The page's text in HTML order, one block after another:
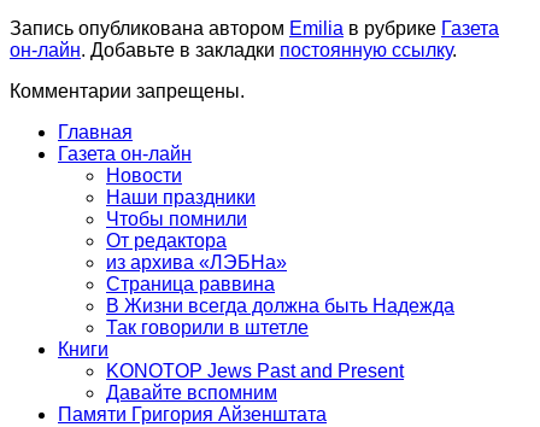
Запись опубликована автором Emilia в рубрике Газета
он-лайн. Добавьте в закладки постоянную ссылку.
Комментарии запрещены.
Главная
Газета он-лайн
Новости
Наши праздники
Чтобы помнили
От редактора
из архива «ЛЭБНа»
Страница раввина
В Жизни всегда должна быть Надежда
Так говорили в штетле
Книги
KONOTOP Jews Past and Present
Давайте вспомним
Памяти Григория Айзенштата